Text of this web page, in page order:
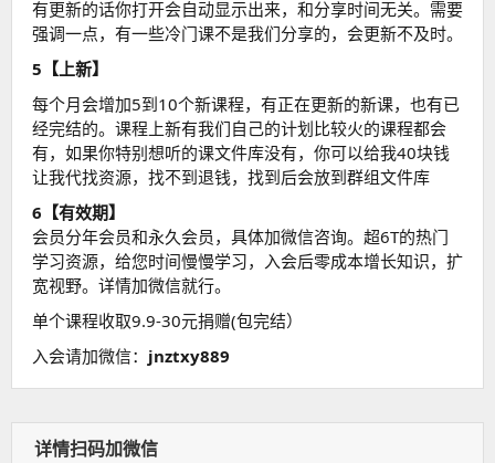
有更新的话你打开会自动显示出来，和分享时间无关。需要
强调一点，有一些冷门课不是我们分享的，会更新不及时。
5【上新】
每个月会增加5到10个新课程，有正在更新的新课，也有已
经完结的。课程上新有我们自己的计划比较火的课程都会
有，如果你特别想听的课文件库没有，你可以给我40块钱
让我代找资源，找不到退钱，找到后会放到群组文件库
6【有效期】
会员分年会员和永久会员，具体加微信咨询。超6T的热门
学习资源，给您时间慢慢学习，入会后零成本增长知识，扩
宽视野。详情加微信就行。
单个课程收取9.9-30元捐赠(包完结）
入会请加微信： jnztxy889
详情扫码加微信